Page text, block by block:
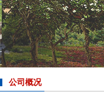
公司概况